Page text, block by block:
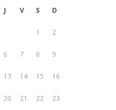
J V S D
1 2
6 7 8 9
13 14 15 16
20 21 22 23